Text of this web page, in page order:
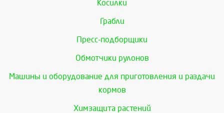
Косилки
Грабли
Пресс-подборщики
Обмотчики рулонов
Машины и оборудование для приготовления и раздачи
кормов
Химзащита растений